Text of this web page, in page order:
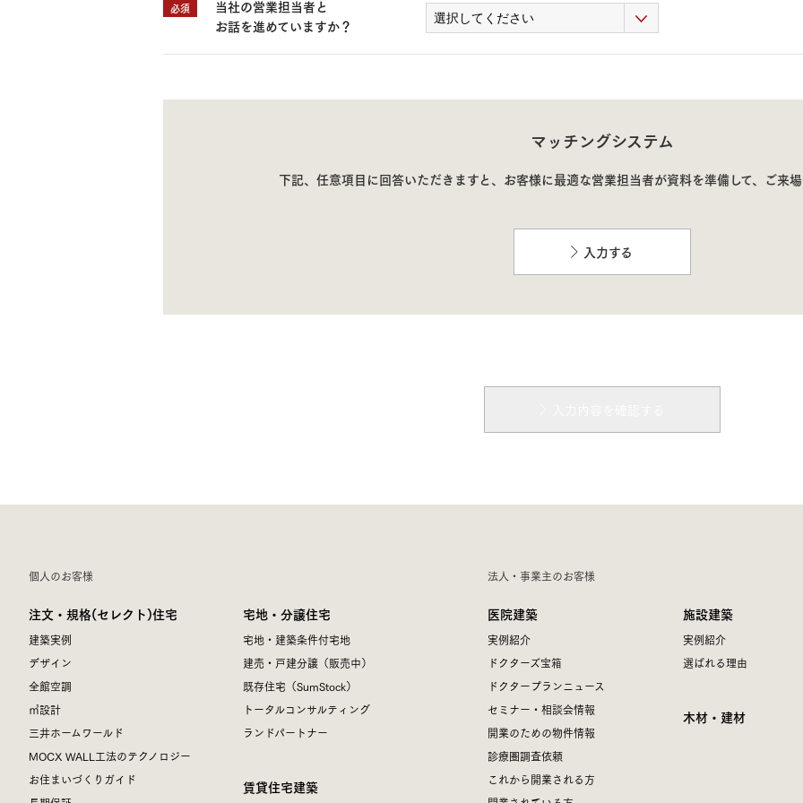
必須
当社の営業担当者と
お話を進めていますか？
マッチングシステム
下記、任意項目に回答いただきますと、お客様に最適な営業担当者が資料を準備して、 ご来
入力する
個人のお客様
注文・規格(セレクト)住宅
建築実例
デザイン
全館空調
㎥設計
三井ホームワールド
MOCX WALL工法のテクノロジー
お住まいづくりガイド
宅地・分譲住宅
宅地・建築条件付宅地
建売・戸建分譲（販売中）
既存住宅（SumStock）
トータルコンサルティング
ランドパートナー
賃貸住宅建築
法人・事業主のお客様
医院建築
実例紹介
ドクターズ宝箱
ドクタープランニュース
セミナー・相談会情報
開業のための物件情報
診療圏調査依頼
これから開業される方
施設建築
実例紹介
選ばれる理由
木材・建材